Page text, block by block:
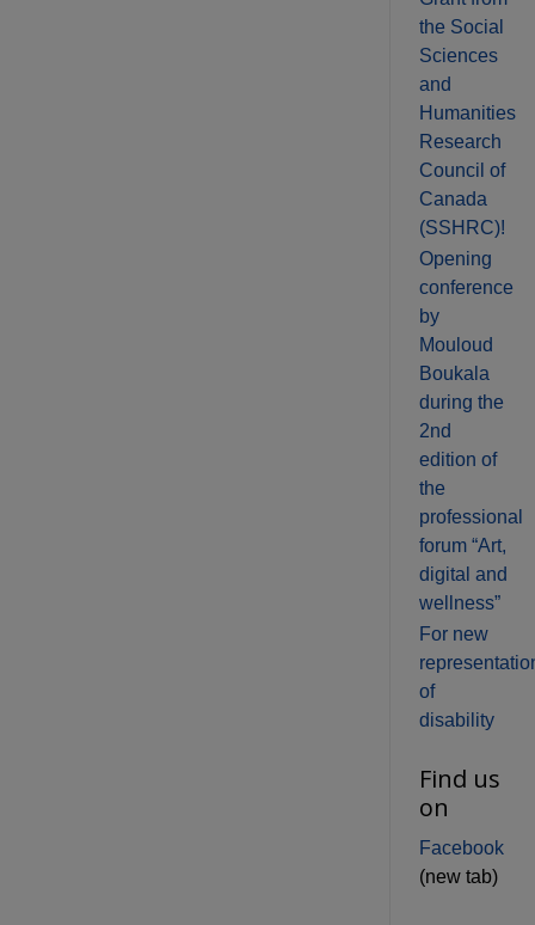
the Social
Sciences
and
Humanities
Research
Council of
Canada
(SSHRC)!
Opening
conference
by
Mouloud
Boukala
during the
2nd
edition of
the
professional
forum “Art,
digital and
wellness”
For new
of
disability
Find us
on
Facebook
(new tab)